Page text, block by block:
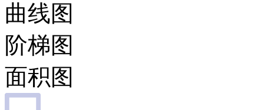
曲线图
阶梯图
面积图